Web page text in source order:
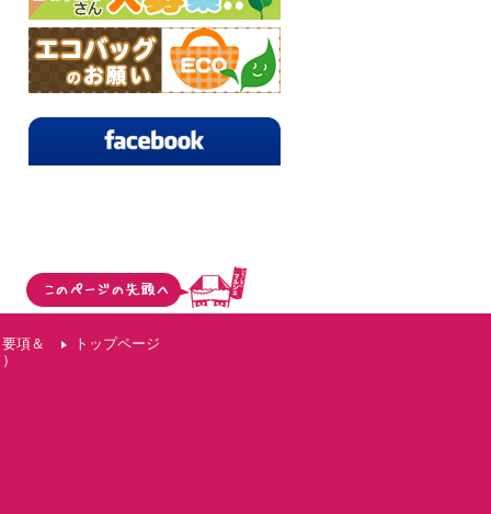
項＆
トップページ